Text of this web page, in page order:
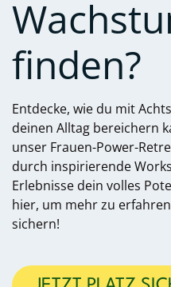
finden?
Entdecke, wie du mit
deinen Alltag bereichern
unser Frauen-Power-
durch inspirierende
Erlebnisse dein volles
hier, um mehr zu
sichern!